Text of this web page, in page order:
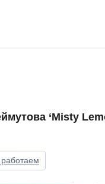
‘Misty